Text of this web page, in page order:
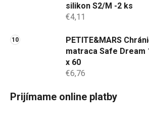
silikon S2/M -2 ks
€4,11
PETITE&MARS
matraca Safe Dream
x 60
€6,76
Prijímame online platby